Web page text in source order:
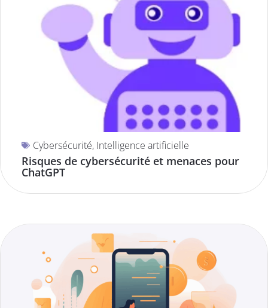
Cybersécurité, Intelligence artificielle
Risques de cybersécurité et menaces pour
ChatGPT